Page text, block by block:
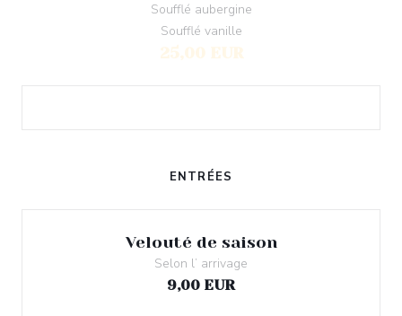
Soufflé aubergine
Soufflé vanille
25,00 EUR
ENTRÉES
Velouté de saison
Selon l’ arrivage
9,00 EUR